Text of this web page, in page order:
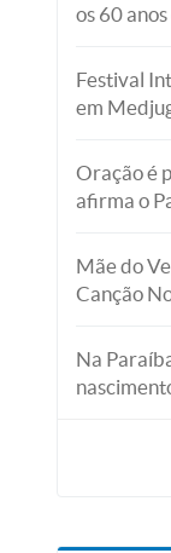
os 60
Festival
em
Oração é
afirma o
Mãe do
Canção
Na